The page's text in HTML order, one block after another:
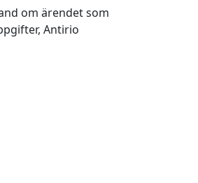
om ärendet som
Antirio